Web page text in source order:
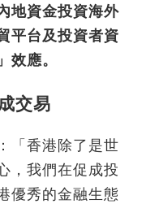
地資金投資海外
平台及投資者資
效應。
交易
「香港除了是世
，我們在促成投
優秀的金融生態